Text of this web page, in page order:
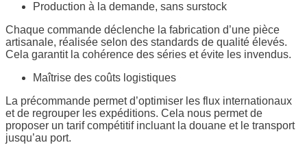
Production à la demande, sans surstock
Chaque commande déclenche la fabrication d’une pièce
artisanale, réalisée selon des standards de qualité élevés.
Cela garantit la cohérence des séries et évite les invendus.
Maîtrise des coûts logistiques
La précommande permet d’optimiser les flux internationaux
et de regrouper les expéditions. Cela nous permet de
proposer un tarif compétitif incluant la douane et le transport
jusqu’au port.